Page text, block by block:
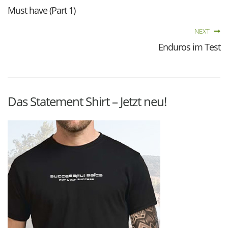
Must have (Part 1)
NEXT
Enduros im Test
Das Statement Shirt – Jetzt neu!